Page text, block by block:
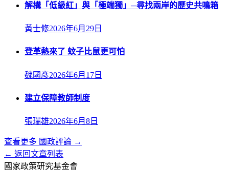
解構「低級紅」與「極端獨」─尋找兩岸的歷史共鳴箱
黃士修2026年6月29日
登革熱來了 蚊子比鼠更可怕
魏國彥2026年6月17日
建立保障教師制度
張瑞雄2026年6月8日
查看更多 國政評論 →
← 返回文章列表
國家政策研究基金會